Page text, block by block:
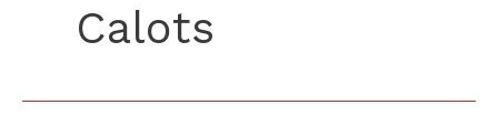
Calots